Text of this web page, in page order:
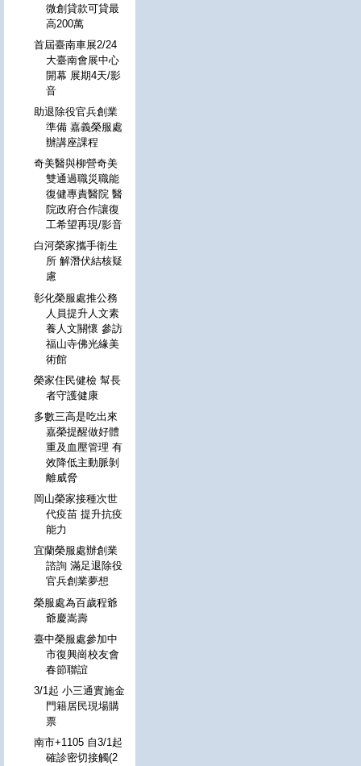
微創貸款可貸最
高200萬
首屆臺南車展2/24
大臺南會展中心
開幕 展期4天/影
音
助退除役官兵創業
準備 嘉義榮服處
辦講座課程
奇美醫與柳營奇美
雙通過職災職能
復健專責醫院 醫
院政府合作讓復
工希望再現/影音
白河榮家攜手衛生
所 解潛伏結核疑
慮
彰化榮服處推公務
人員提升人文素
養人文關懷 參訪
福山寺佛光緣美
術館
榮家住民健檢 幫長
者守護健康
多數三高是吃出來
嘉榮提醒做好體
重及血壓管理 有
效降低主動脈剝
離威脅
岡山榮家接種次世
代疫苗 提升抗疫
能力
宜蘭榮服處辦創業
諮詢 滿足退除役
官兵創業夢想
榮服處為百歲程爺
爺慶嵩壽
臺中榮服處參加中
市復興崗校友會
春節聯誼
3/1起 小三通實施金
門籍居民現場購
票
南市+1105 自3/1起
確診密切接觸(2